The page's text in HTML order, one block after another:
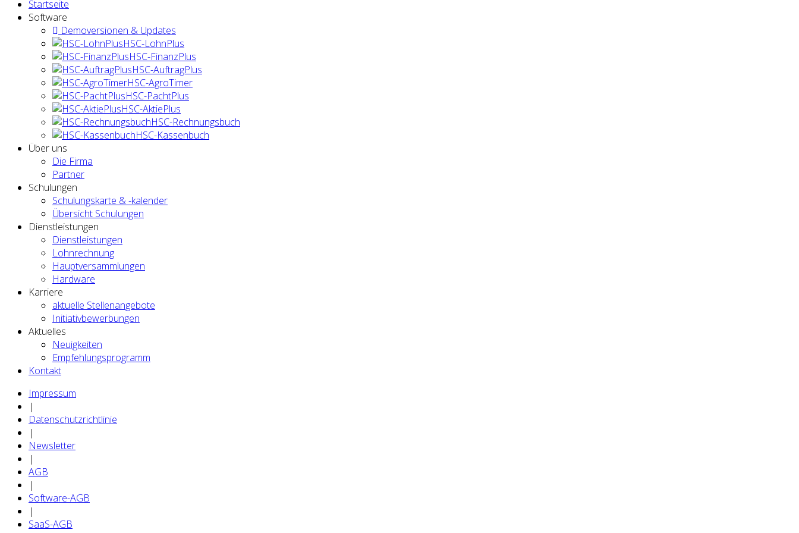
Startseite
Software
Demoversionen & Updates
HSC-LohnPlus
HSC-FinanzPlus
HSC-AuftragPlus
HSC-AgroTimer
HSC-PachtPlus
HSC-AktiePlus
HSC-Rechnungsbuch
HSC-Kassenbuch
Über uns
Die Firma
Partner
Schulungen
Schulungskarte & -kalender
Übersicht Schulungen
Dienstleistungen
Dienstleistungen
Lohnrechnung
Hauptversammlungen
Hardware
Karriere
aktuelle Stellenangebote
Initiativbewerbungen
Aktuelles
Neuigkeiten
Empfehlungsprogramm
Kontakt
Impressum
|
Datenschutzrichtlinie
|
Newsletter
|
AGB
|
Software-AGB
|
SaaS-AGB